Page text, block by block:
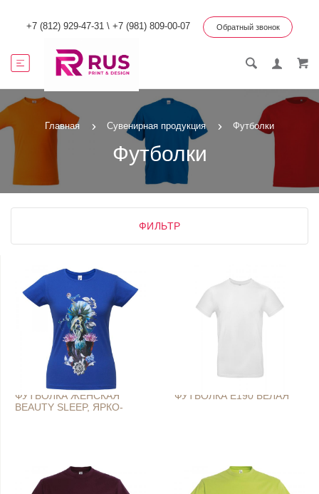
+7 (812) 929-47-31 \ +7 (981) 809-00-07 Обратный звонок
Главная Сувенирная продукция Футболки
Футболки
ФИЛЬТР
ФУТБОЛКА ЖЕНСКАЯ
BEAUTY SLEEP, ЯРКО-
ФУТБОЛКА E190 БЕЛАЯ